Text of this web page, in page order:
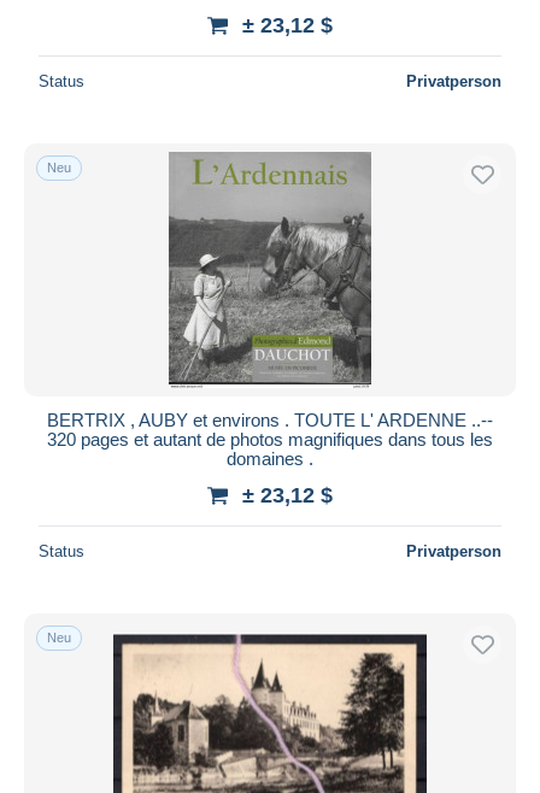
Von $
Zahlungsmethoden
PayPal
Banküberweisung
Mastercard
Bancontact
iDeal
Maestro
Gesamte Auswahl aufheben
Wohnsitz des Verkäufers
Übernehmen
± 23,12 $
Status Privatperson
Neu
BERTRIX , AUBY et environs . TOUTE L' ARDENNE ..--
320 pages et autant de photos magnifiques dans tous les
domaines .
± 23,12 $
Status Privatperson
Neu